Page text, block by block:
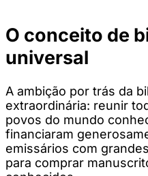
O conceito de
universal
A ambição por trás da
extraordinária: reunir
povos do mundo
financiaram
emissários com
para comprar